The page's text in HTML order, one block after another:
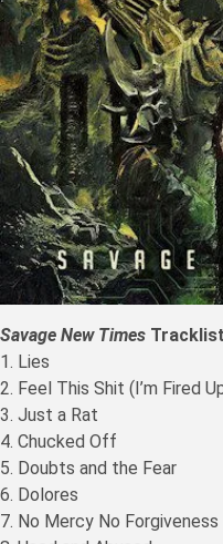
Savage New Times
1. Lies
2. Feel This Shit (I’m Fired
3. Just a Rat
4. Chucked Off
5. Doubts and the Fear
6. Dolores
7. No Mercy No Forgiveness